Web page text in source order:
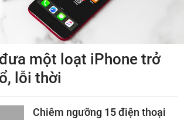
một loạt iPhone trở
lỗi thời
Chiêm ngưỡng 15 điện thoại